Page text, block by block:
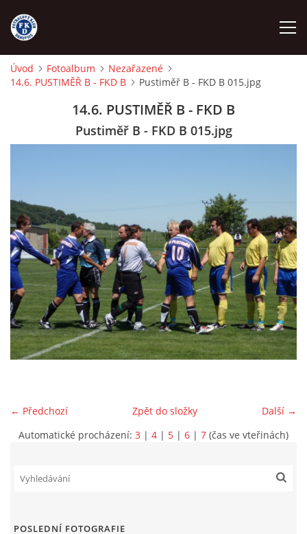
ÚVOD
FKD B
STARŠÍ DOROST
STARŠÍ ŽÁCI
MLADŠÍ ŽÁCI
STARŠÍ PŘÍPRAVKA R 2012 + 2013
Úvod Fotoalbum
Nezařazené
14.6. PUSTIMĚŘ B - FKD B
Pustiměř B - FKD B 015.jpg
14.6. PUSTIMĚŘ B - FKD B
Pustiměř B - FKD B 015.jpg
← Předchozí Další →
Zpět do složky
Automatické procházení: 3 | 4 | 5 | 6 | 7 (čas ve vteřinách)
POSLEDNÍ FOTOGRAFIE